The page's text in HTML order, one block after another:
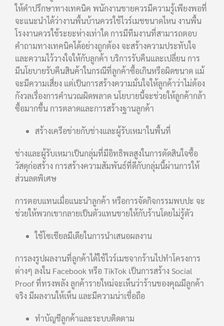
ให้คำปรึกษาทางเทคนิค พนักงานขายควรมีความรู้เพียงพอที่
จะแนะนำได้ว่างานพื้นบ้านควรใช้ไวร์เมชขนาดไหน งานพื้น
โรงงานควรใช้ระยะห่างเท่าใด การมีทีมงานที่สามารถตอบ
คำถามทางเทคนิคได้อย่างถูกต้อง จะสร้างความประทับใจ
และความไว้วางใจให้กับลูกค้า บริการรับคืนและเปลี่ยน การ
มีนโยบายรับคืนสินค้าในกรณีที่ลูกค้าซื้อเกินหรือผิดขนาด แม้
จะมีความเสี่ยง แต่เป็นการสร้างความมั่นใจให้ลูกค้าว่าไม่ต้อง
กังวลเรื่องการคำนวณผิดพลาด นโยบายนี้จะช่วยให้ลูกค้ากล้า
ซื้อมากขึ้น การตลาดและการสร้างฐานลูกค้า
สร้างเครือข่ายกับช่างและผู้รับเหมาในพื้นที่
ช่างและผู้รับเหมาเป็นกลุ่มที่มีอิทธิพลสูงในการตัดสินใจซื้อ
วัสดุก่อสร้าง การสร้างความสัมพันธ์ที่ดีกับกลุ่มนี้ผ่านการให้
ส่วนลดพิเศษ
การตอบแทนเมื่อแนะนำลูกค้า หรือการจัดกิจกรรมพบปะ จะ
ช่วยให้พวกเขากลายเป็นตัวแทนขายให้กับร้านโดยไม่รู้ตัว
ใช้โซเชียลมีเดียในการนำเสนอผลงาน
การลงรูปผลงานที่ลูกค้าได้ใช้ไวร์เมชจากร้านไปทำโครงการ
ต่างๆ ลงใน Facebook หรือ TikTok เป็นการสร้าง Social
Proof ที่ทรงพลัง ลูกค้ารายใหม่จะเห็นว่าร้านของคุณมีลูกค้า
จริง มีผลงานให้เห็น และมีความน่าเชื่อถือ
ทำบัญชีลูกค้าและระบบติดตาม